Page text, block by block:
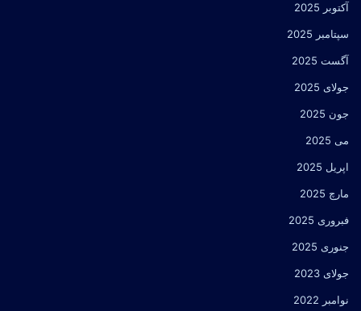
آکتوبر 2025
سپتامبر 2025
آگست 2025
جولای 2025
جون 2025
می 2025
اپریل 2025
مارچ 2025
فبروری 2025
جنوری 2025
جولای 2023
نوامبر 2022